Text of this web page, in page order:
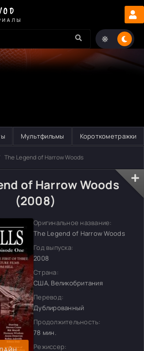
Мультфильмы Короткометражки
The Legend of Harrow Woods
of Harrow Woods
(2008)
Оригинальное название:
The Legend of Harrow Woods
Год выпуска:
2008
Страна:
США, Великобритания
Перевод:
Дублированный
Продолжительность:
78 мин.
Режиссер: